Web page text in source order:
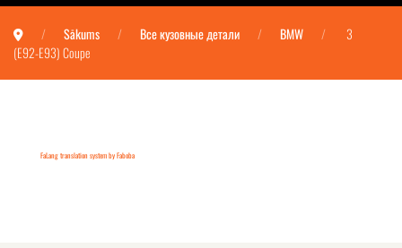
Sākums Все кузовные детали BMW
3
(E92-E93) Coupe
FaLang translation system by Faboba